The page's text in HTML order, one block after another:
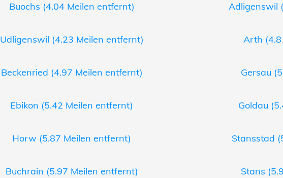
Buochs (4.04 Meilen entfernt) Adligenswil
Udligenswil (4.23 Meilen entfernt) Arth
Beckenried (4.97 Meilen entfernt) Gersau
Ebikon (5.42 Meilen entfernt) Goldau
Horw (5.87 Meilen entfernt) Stansstad
Buchrain (5.97 Meilen entfernt) Stans